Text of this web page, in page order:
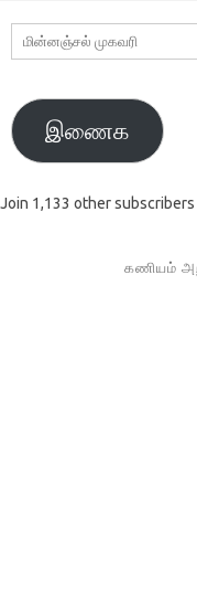
மின்னஞ்சல்
முகவரி
இணைக
Join 1,133 other subscribers
கணியம்